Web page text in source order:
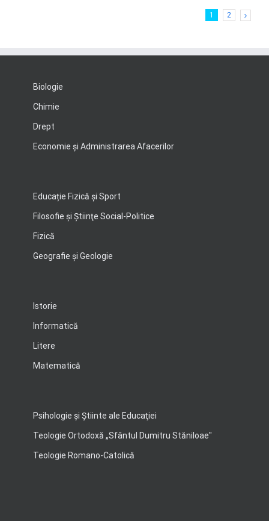
1 2
Biologie
Chimie
Drept
Economie şi Administrarea Afacerilor
Educație Fizică și Sport
Filosofie şi Ştiinţe Social-Politice
Fizică
Geografie şi Geologie
Istorie
Informatică
Litere
Matematică
Psihologie şi Ştiinte ale Educaţiei
Teologie Ortodoxă „Sfântul Dumitru Stăniloae"
Teologie Romano-Catolică